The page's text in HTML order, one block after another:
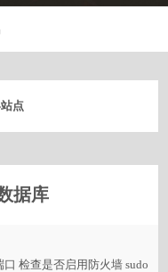
点
据库
检查是否启用防火墙 sudo